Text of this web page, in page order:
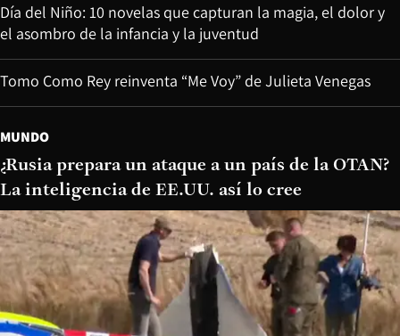
Día del Niño: 10 novelas que capturan la magia, el dolor y
el asombro de la infancia y la juventud
Tomo Como Rey reinventa “Me Voy” de Julieta Venegas
MUNDO
¿Rusia prepara un ataque a un país de la OTAN?
La inteligencia de EE.UU. así lo cree